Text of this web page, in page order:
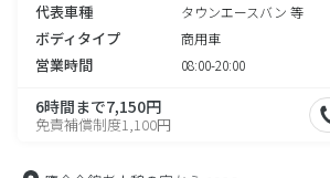
代表車種 タウンエースバン 等
ボディタイプ 商用車
営業時間 08:00-20:00
6時間まで7,150円
免責補償制度1,100円